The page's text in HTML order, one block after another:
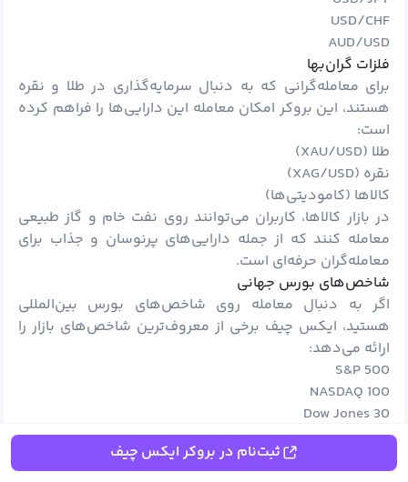
USD/CHF
AUD/USD
فلزات گران‌بها
برای معامله‌گرانی که به دنبال سرمایه‌گذاری در طلا و نقره
هستند، این بروکر امکان معامله این دارایی‌ها را فراهم کرده
است:
طلا (XAU/USD)
نقره (XAG/USD)
کالاها (کامودیتی‌ها)
در بازار کالاها، کاربران می‌توانند روی نفت خام و گاز طبیعی
معامله کنند که از جمله دارایی‌های پرنوسان و جذاب برای
معامله‌گران حرفه‌ای است.
شاخص‌های بورس جهانی
اگر به دنبال معامله روی شاخص‌های بورس بین‌المللی
هستید، ایکس چیف برخی از معروف‌ترین شاخص‌های بازار را
ارائه می‌دهد:
S&P 500
NASDAQ 100
Dow Jones 30
DAX 40
سهام شرکت‌های بزرگ جهانیثبت‌نام در بروکر ایکس چیف